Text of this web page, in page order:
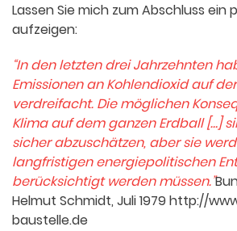
Lassen Sie mich zum Abschluss ein
aufzeigen:
“In den letzten drei Jahrzehnten
Emissionen an Kohlendioxid auf
verdreifacht. Die möglichen
Klima auf dem ganzen Erdball […]
sicher abzuschätzen, aber sie
langfristigen energiepolitischen
berücksichtigt werden müssen.”
Helmut Schmidt, Juli 1979 http://
baustelle.de